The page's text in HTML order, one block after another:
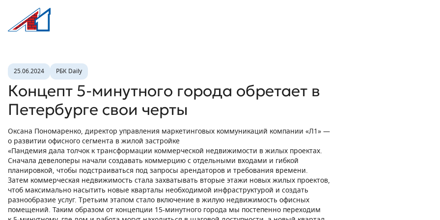
Л1 Строительная компания №1
Новость
25.06.2024 РБК Daily
Концепт 5-минутного города обретает в
Петербурге свои черты
Оксана Пономаренко, директор управления маркетинговых коммуникаций компании «Л1» —
о развитии офисного сегмента в жилой застройке
«Пандемия дала толчок к трансформации коммерческой недвижимости в жилых проектах.
Сначала девелоперы начали создавать коммерцию с отдельными входами и гибкой
планировкой, чтобы подстраиваться под запросы арендаторов и требования времени.
Затем коммерческая недвижимость стала захватывать вторые этажи новых жилых проектов,
чтоб максимально насытить новые кварталы необходимой инфраструктурой и создать
разнообразие услуг. Третьим этапом стало включение в жилую недвижимость офисных
помещений. Таким образом от концепции 15-минутного города мы постепенно переходим